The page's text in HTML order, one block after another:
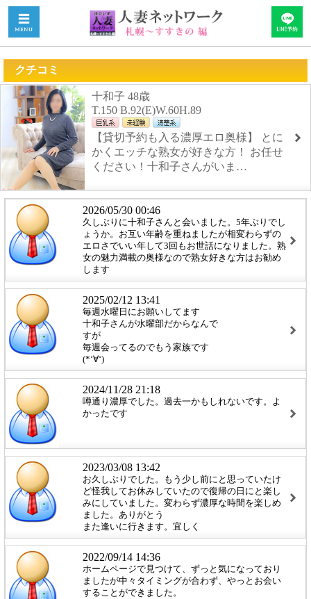
クチコミ
十和子 48歳
T.150 B.92(E)W.60H.89
【貸切予約も入る濃厚エロ奥様】 とに
かくエッチな熟女が好きな方！ お任せ
ください！十和子さんがいま…
2026/05/30 00:46
久しぶりに十和子さんと会いました。5年ぶりでし
ょうか。お互い年齢を重ねましたが相変わらずの
エロさでいい年して3回もお世話になりました。熟
女の魅力満載の奥様なので熟女好きな方はお勧め
します
2025/02/12 13:41
毎週水曜日にお願いしてます
十和子さんが水曜部だからなんで
すが
毎週会ってるのでもう家族です
(*‘∀‘)
2024/11/28 21:18
噂通り濃厚でした。過去一かもしれないです。よ
かったです
2023/03/08 13:42
お久しぶりでした。もう少し前にと思っていたけ
ど怪我してお休みしていたので復帰の日にと楽し
みにしていました。変わらず濃厚な時間を楽しめ
ました。ありがとう
また逢いに行きます。宜しく
2022/09/14 14:36
ホームページで見つけて、ずっと気になっており
ましたが中々タイミングが合わず、やっとお会い
することができました。